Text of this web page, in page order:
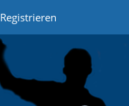
Registrieren